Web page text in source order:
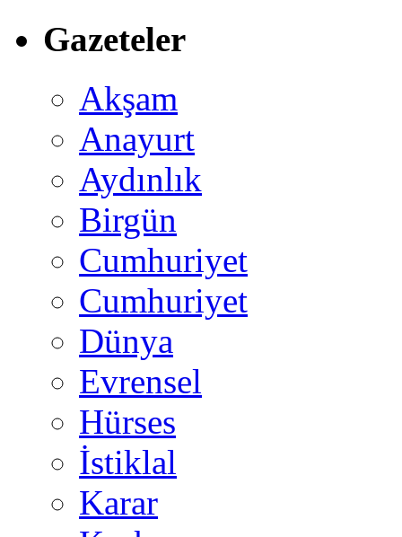
Gazeteler
Akşam
Anayurt
Aydınlık
Birgün
Cumhuriyet
Cumhuriyet
Dünya
Evrensel
Hürses
İstiklal
Karar